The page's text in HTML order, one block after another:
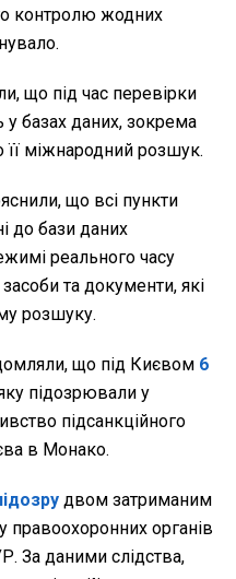
контролю жодних
що під час перевірки
базах даних, зокрема
її міжнародний розшук.
що всі пункти
до бази даних
реального часу
засоби та документи, які
розшуку.
що під Києвом 6
підозрювали у
підсанкційного
в Монако.
двом затриманим
правоохоронних органів
За даними слідства,